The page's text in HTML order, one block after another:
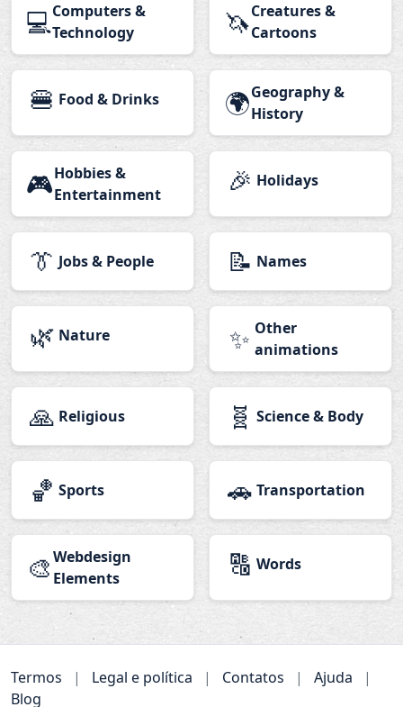
💻Computers &
Technology
🦄Creatures &
Cartoons
🍔 Food & Drinks 🌍Geography &
History
🎮Hobbies &
Entertainment
🎉 Holidays
👔 Jobs & People 📝 Names
🌿 Nature ✨ Other
animations
🙏 Religious 🧬 Science & Body
🏀 Sports 🚗 Transportation
🎨 Webdesign
Elements
🔠 Words
Termos | Legal e política | Contatos | Ajuda
|
Blog